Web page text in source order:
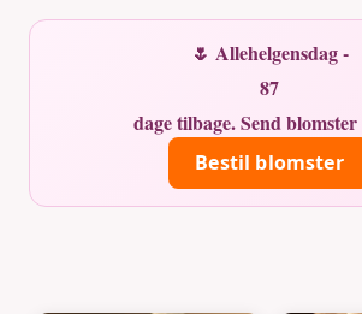
🌷 Allehelgensdag -
87
dage tilbage. Send
Bestil blomster